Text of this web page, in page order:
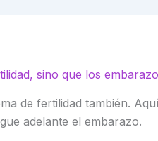
sino que los
de fertilidad también.
adelante el embarazo.